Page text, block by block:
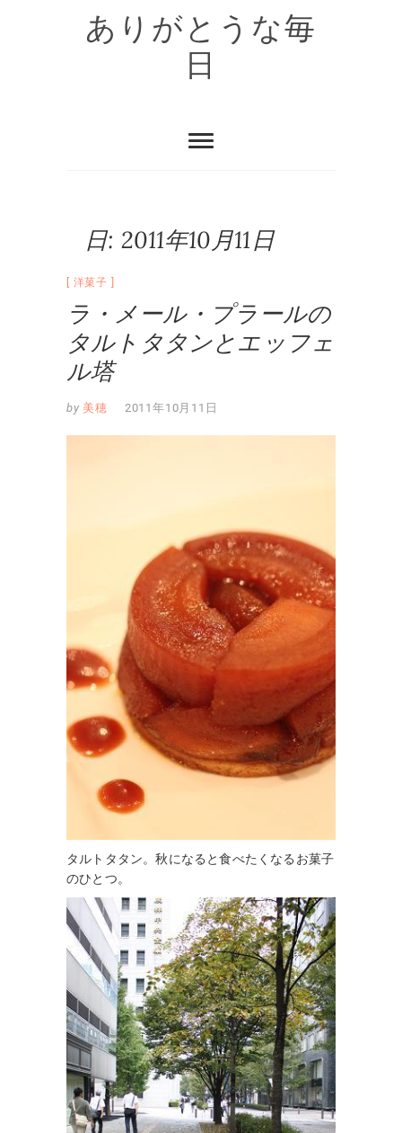
ありがとうな毎
日
日: 2011年10月11日
洋菓子
ラ・メール・プラールの
タルトタタンとエッフェ
ル塔
by 美穂 2011年10月11日
タルトタタン。秋になると食べたくなるお菓子
のひとつ。